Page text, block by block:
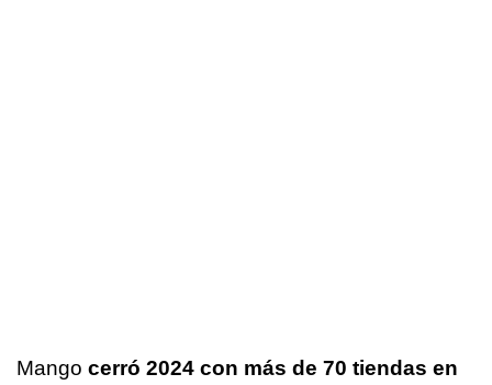
Mango cerró 2024 con más de 70 tiendas en